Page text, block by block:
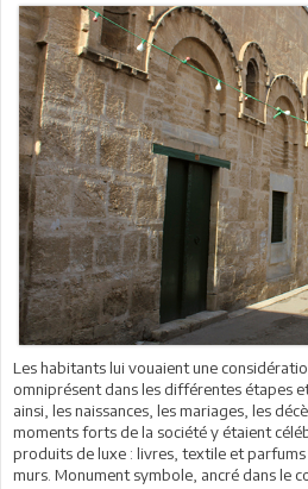
Les habitants lui vouaient une
omniprésent dans les différentes étapes
ainsi, les naissances, les mariages, les
moments forts de la société y étaient
produits de luxe : livres, textile et
murs. Monument symbole, ancré dans le